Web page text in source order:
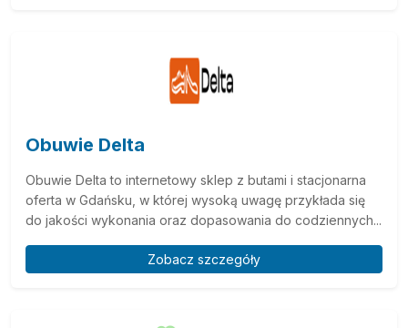
Obuwie Delta
Obuwie Delta to internetowy sklep z butami i stacjonarna
oferta w Gdańsku, w której wysoką uwagę przykłada się
do jakości wykonania oraz dopasowania do codziennych...
Zobacz szczegóły